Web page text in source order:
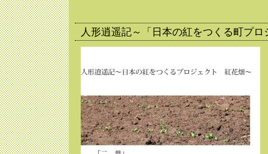
人形逍遥記～「日本の紅をつくる町